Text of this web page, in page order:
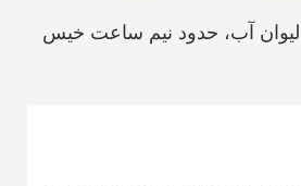
ابتدا باگت را با ۱ لیوان آب، حدود نیم ساعت خیس